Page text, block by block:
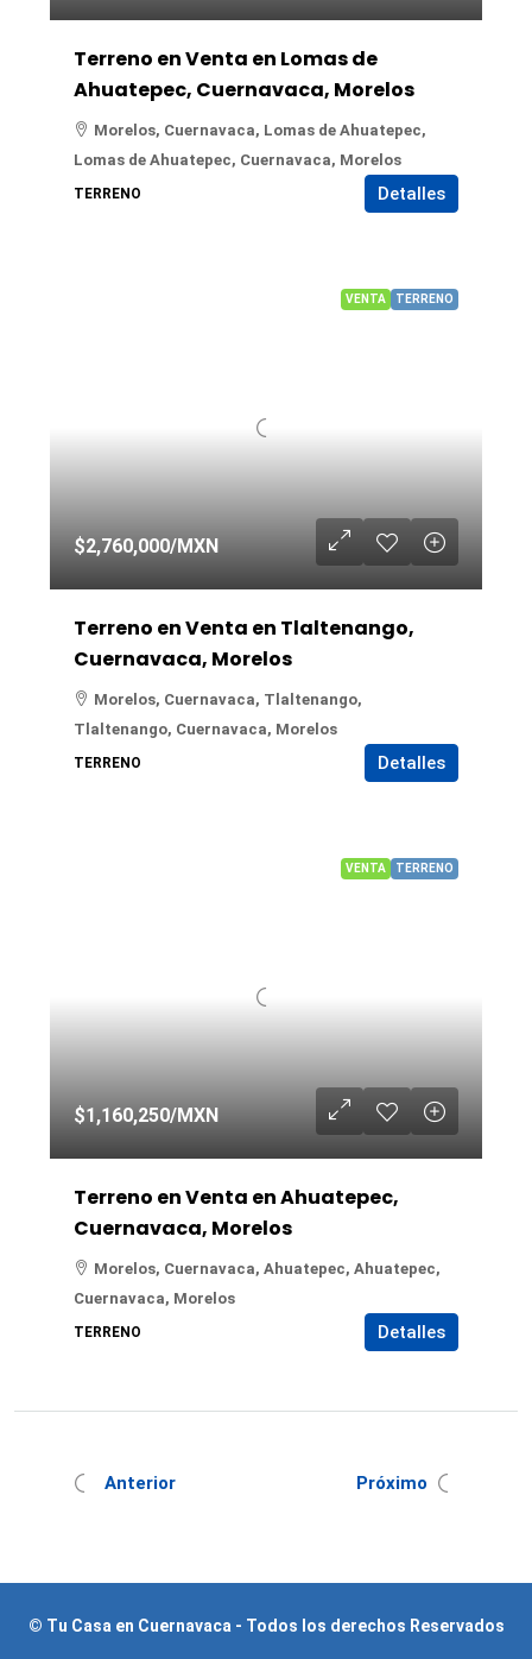
Terreno en Venta en Lomas de
Ahuatepec, Cuernavaca, Morelos
Morelos, Cuernavaca, Lomas de Ahuatepec,
Lomas de Ahuatepec, Cuernavaca, Morelos
TERRENO Detalles
VENTA TERRENO
$2,760,000/MXN
Terreno en Venta en Tlaltenango,
Cuernavaca, Morelos
Morelos, Cuernavaca, Tlaltenango,
Tlaltenango, Cuernavaca, Morelos
TERRENO Detalles
VENTA TERRENO
$1,160,250/MXN
Terreno en Venta en Ahuatepec,
Cuernavaca, Morelos
Morelos, Cuernavaca, Ahuatepec, Ahuatepec,
Cuernavaca, Morelos
TERRENO Detalles
Anterior Próximo
© Tu Casa en Cuernavaca - Todos los derechos Reservados